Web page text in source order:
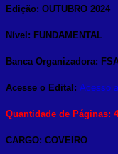
Edição: OUTUBRO 2024
Nível: FUNDAMENTAL
Banca Organizadora:
Acesse o Edital: Acesso
Quantidade de Páginas:
CARGO: COVEIRO